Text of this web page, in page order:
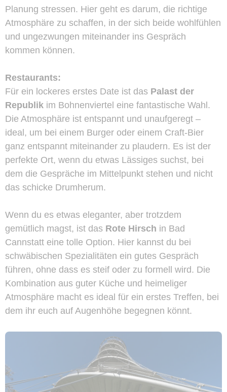
Planung stressen. Hier geht es darum, die richtige
Atmosphäre zu schaffen, in der sich beide wohlfühlen
und ungezwungen miteinander ins Gespräch
kommen können.
Restaurants:
Für ein lockeres erstes Date ist das Palast der
Republik im Bohnenviertel eine fantastische Wahl.
Die Atmosphäre ist entspannt und unaufgeregt –
ideal, um bei einem Burger oder einem Craft-Bier
ganz entspannt miteinander zu plaudern. Es ist der
perfekte Ort, wenn du etwas Lässiges suchst, bei
dem die Gespräche im Mittelpunkt stehen und nicht
das schicke Drumherum.
Wenn du es etwas eleganter, aber trotzdem
gemütlich magst, ist das Rote Hirsch in Bad
Cannstatt eine tolle Option. Hier kannst du bei
schwäbischen Spezialitäten ein gutes Gespräch
führen, ohne dass es steif oder zu formell wird. Die
Kombination aus guter Küche und heimeliger
Atmosphäre macht es ideal für ein erstes Treffen, bei
dem ihr euch auf Augenhöhe begegnen könnt.